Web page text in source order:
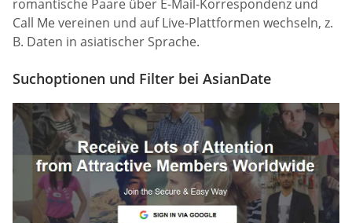
romantische Paare über E-Mail-Korrespondenz und
Call Me vereinen und auf Live-Plattformen wechseln, z.
B. Daten in asiatischer Sprache.
Suchoptionen und Filter bei AsianDate